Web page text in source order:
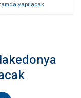
yapılacak